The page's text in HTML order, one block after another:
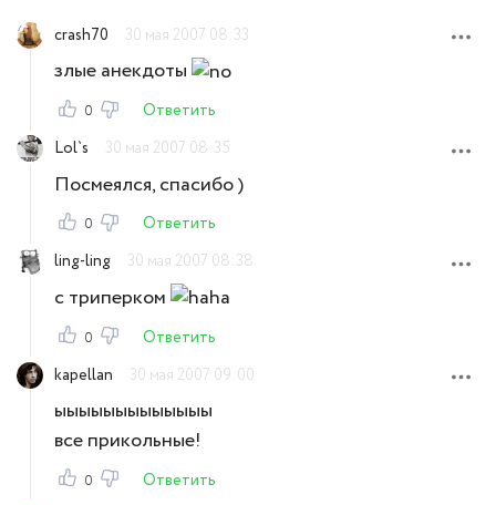
crash70 30 мая 2007 08:33
злые анекдоты
0
Ответить
Lol`s
30 мая 2007 08:35
Посмеялся, спасибо )
0
Ответить
ling-ling
30 мая 2007 08:38
с триперком
0
Ответить
kapellan
30 мая 2007 09:00
ыыыыыыыыыыыыы
все прикольные!
0
Ответить